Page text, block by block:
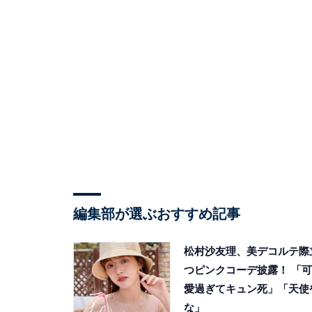
編集部が選ぶおすすめ記事
松村沙友理、美デコルテ際
つピンクコーデ披露！ 「可
愛過ぎてキュン死」「天使
な」